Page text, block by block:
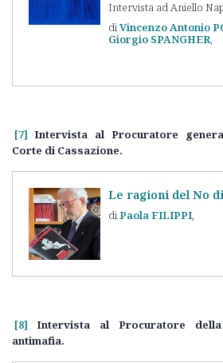
Intervista ad Aniello
Vincenzo Antonio
Giorgio SPANGHER
[7] Intervista al Procuratore
Corte di Cassazione.
Le ragioni del No
PaolaFILIPPI
[8]
Intervista al Procuratore
antimafia.